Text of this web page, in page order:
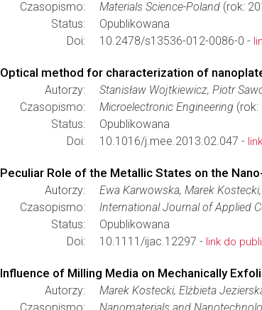
Czasopismo:
Materials Science-Poland (rok:
Status:
Opublikowana
Doi:
10.2478/s13536-012-0086-0 -
Optical method for characterization of
Autorzy:
Stanisław Wojtkiewicz, Piotr
Czasopismo:
Microelectronic Engineering (rok:
Status:
Opublikowana
Doi:
10.1016/j.mee.2013.02.047 -
Peculiar Role of the Metallic States on the
Autorzy:
Ewa Karwowska, Marek
Czasopismo:
International Journal of Applied
Status:
Opublikowana
Doi:
10.1111/ijac.12297 - link do
Influence of Milling Media on Mechanically
Autorzy:
Marek Kostecki, Elżbieta